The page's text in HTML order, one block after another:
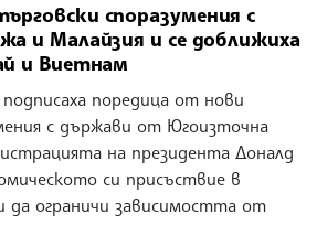
споразумения с
и Малайзия и се доближиха
и Виетнам
поредица от нови
с държави от Югоизточна
на президента Доналд
си присъствие в
да ограничи зависимостта от